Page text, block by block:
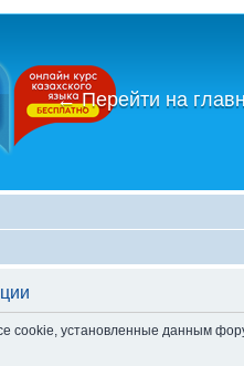
←Перейти на
cookie, установленные данным